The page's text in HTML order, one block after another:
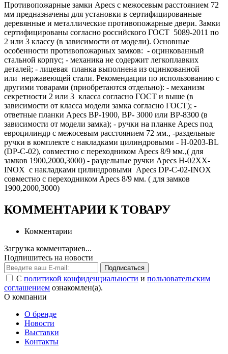
Противопожарные замки Apecs с межосевым расстоянием 72
мм предназначены для установки в сертифицированные
деревянные и металлические противопожарные двери. Замки
сертифицированы согласно российского ГОСТ 5089-2011 по
2 или 3 классу (в зависимости от модели). Основные
особенности противопожарных замков: - оцинкованный
стальной корпус; - механика не содержит легкоплавких
деталей; - лицевая планка выполнена из оцинкованной
или нержавеющей стали. Рекомендации по использованию с
другими товарами (приобретаются отдельно): - механизм
секретности 2 или 3 класса согласно ГОСТ и выше (в
зависимости от класса модели замка согласно ГОСТ); -
ответные планки Apecs BP-1900, BP- 3000 или BP-8300 (в
зависимости от модели замка); - ручки на планке Apecs под
евроцилиндр с межосевым расстоянием 72 мм., -раздельные
ручки в комплекте с накладками цилиндровыми - H-0203-BL
(DP-C-02), совместно с переходником Apecs 8/9 мм.,( для
замков 1900,2000,3000) - раздельные ручки Apecs H-02XX-
INOX с накладками цилиндровыми Apecs DP-C-02-INOX
совместно с переходником Apecs 8/9 мм. ( для замков
1900,2000,3000)
КОММЕНТАРИИ К ТОВАРУ
Комментарии
Загрузка комментариев...
Подпишитесь на новости
Подписаться
С политикой конфиденциальности и пользовательским
соглашением ознакомлен(а).
О компании
О бренде
Новости
Выставки
Контакты